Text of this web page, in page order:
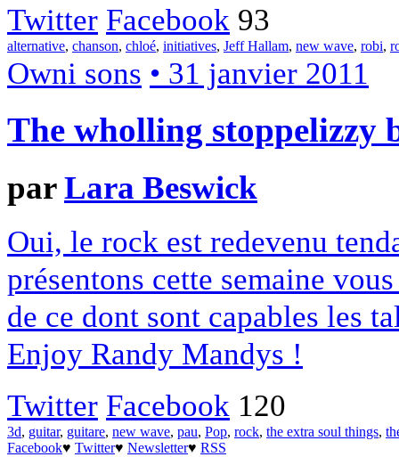
Twitter Facebook 93
alternative, chanson, chloé, initiatives, Jeff Hallam, new wave, robi,
Owni sons • 31 janvier 2011
The wholling stoppelizzy
parLara Beswick
Oui, le rock est redevenu
présentons cette semaine
de ce dont sont capables les
Enjoy Randy Mandys !
Twitter Facebook 120
3d, guitar, guitare, new wave, pau, Pop, rock, the extra soul things,
Facebook♥ Twitter♥ Newsletter♥ RSS